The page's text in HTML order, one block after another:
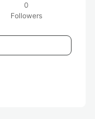
0
Followers